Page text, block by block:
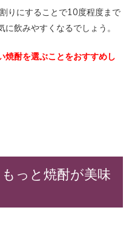
りにすることで10度程度まで
飲みやすくなるでしょう。
焼酎を選ぶことをおすすめし
っと焼酎が美味